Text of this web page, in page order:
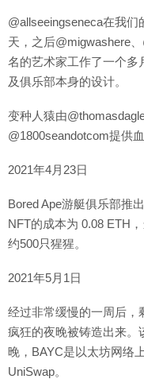
@allseeingseneca在我
天，之后@migwashere
名的艺术家工作了一个多
及俱乐部本身的设计。
变种人猿由
@1800seandotcom提供
2021年4月23日
Bored Ape游艇俱乐部推
NFT的成本为 0.08 ETH
约500只猩猩。
2021年5月1日
经过非常缓慢的一周后，
疯狂的夜晚被铸造出来。
晚，BAYC是以太坊网络
UniSwap。